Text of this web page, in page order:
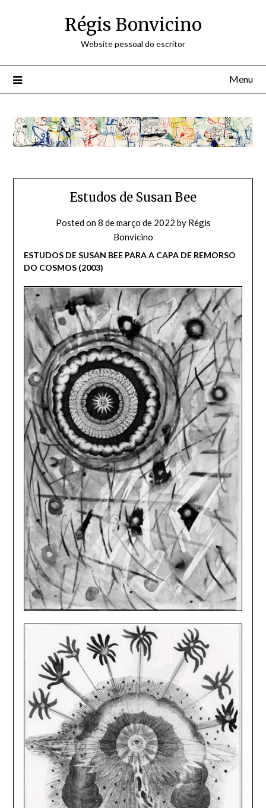
Régis Bonvicino
Website pessoal do escritor
Menu
Estudos de Susan Bee
Posted on8 de março de 2022 by Régis
Bonvicino
ESTUDOS DE SUSAN BEE PARA A CAPA DE REMORSO
DO COSMOS (2003)